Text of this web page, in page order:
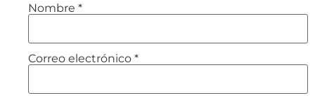
Nombre *
Correo electrónico *